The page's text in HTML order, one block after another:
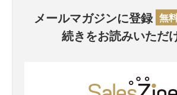
メールマガジンに登録 無
続きをお読みいただ